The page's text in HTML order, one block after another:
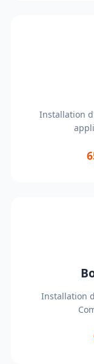
Installation
Installation